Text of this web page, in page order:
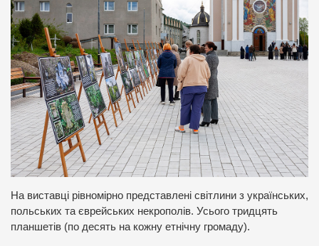
На виставці рівномірно представлені світлини з українських,
польських та єврейських некрополів. Усього тридцять
планшетів (по десять на кожну етнічну громаду).